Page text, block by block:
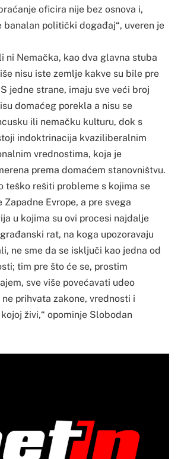
oficira nije bez osnova i,
banalan politički događaj“, uveren je
ni Nemačka, kao dva glavna stuba
nisu iste zemlje kakve su bile pre
jedne strane, imaju sve veći broj
domaćeg porekla a nisu se
ili nemačku kulturu, dok s
indoktrinacija kvaziliberalnim
vrednostima, koja je
prema domaćem stanovništvu.
teško rešiti probleme s kojima se
Zapadne Evrope, a pre svega
u kojima su ovi procesi najdalje
rat, na koga upozoravaju
ne sme da se isključi kao jedna od
tim pre što će se, prostim
sve više povećavati udeo
prihvata zakone, vrednosti i
živi,“ opominje Slobodan